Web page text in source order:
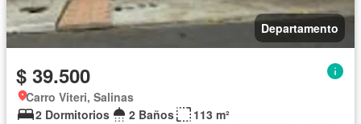
Departamento
$ 39.500
Carro Viteri, Salinas
2 Dormitorios
2 Baños
113 m²